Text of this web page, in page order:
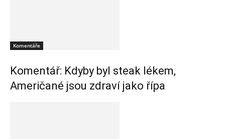
Komentáře
Komentář: Kdyby byl steak lékem,
Američané jsou zdraví jako řípa